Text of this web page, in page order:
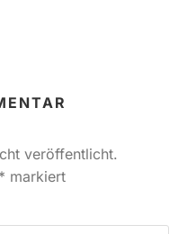
veröffentlicht.
* markiert